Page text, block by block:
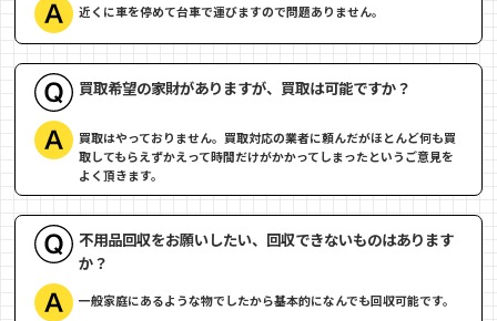
近くに車を停めて台車で運びますので問題ありません。
買取希望の家財がありますが、買取は可能ですか？
買取はやっておりません。買取対応の業者に頼んだがほとんど何も買
取してもらえずかえって時間だけがかかってしまったというご意見を
よく頂きます。
不用品回収をお願いしたい、回収できないものはあります
か？
一般家庭にあるような物でしたから基本的になんでも回収可能です。